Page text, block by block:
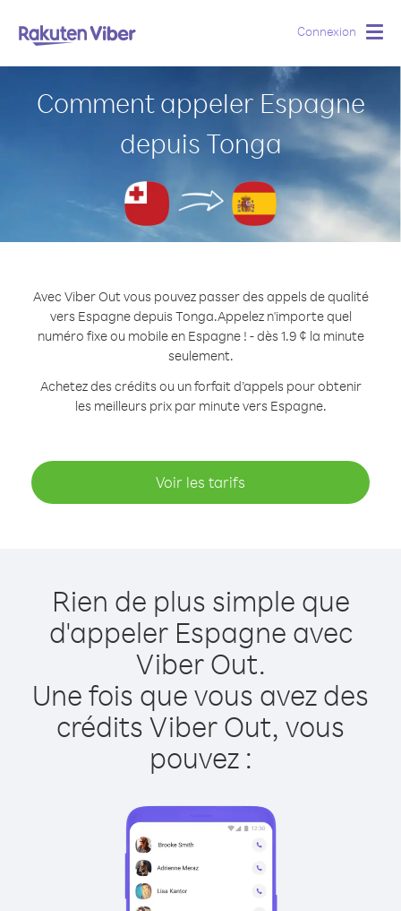
Connexion
Comment appeler Espagne
depuis Tonga
Avec Viber Out vous pouvez passer des appels de qualité
vers Espagne depuis Tonga.Appelez n'importe quel
numéro fixe ou mobile en Espagne ! - dès 1.9 ¢ la minute
seulement.
Achetez des crédits ou un forfait d’appels pour obtenir
les meilleurs prix par minute vers Espagne.
Voir les tarifs
Rien de plus simple que
d'appeler Espagne avec
Viber Out.
Une fois que vous avez des
crédits Viber Out, vous
pouvez :